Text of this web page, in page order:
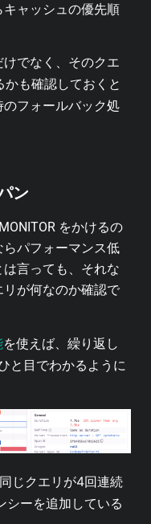
ャッシュの優先順
でなく、そのクエ
かも確認しておくと
フォールバック処
ン
をかけるの
らパフォーマンス低
言っても、それな
が何なのか確認で
を使えば、繰り返し
と目でわかるように
じクエリが4回連続
シーを追加している